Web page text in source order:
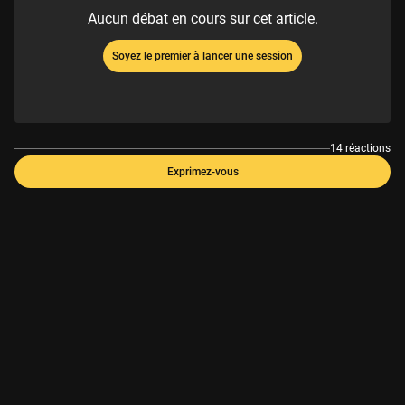
Aucun débat en cours sur cet article.
Soyez le premier à lancer une session
14 réactions
Exprimez-vous